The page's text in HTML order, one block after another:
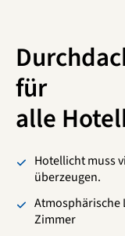
für
alle
Hotellicht muss
überzeugen.
Atmosphärische
Zimmer